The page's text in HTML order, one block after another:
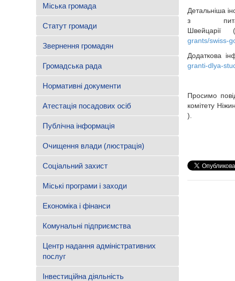
Міська громада
Статут громади
Звернення громадян
Громадська рада
Нормативні документи
Атестація посадових осіб
Публічна інформація
Очищення влади (люстрація)
Соціальний захист
Міські програми і заходи
Економіка і фінанси
Комунальні підприємства
Центр надання адміністративних
послуг
Інвестиційна діяльність
Детальніша
з
Швейцарії (
grants/swiss-
Додаткова
granti-dlya-
Просимо
комітету
).